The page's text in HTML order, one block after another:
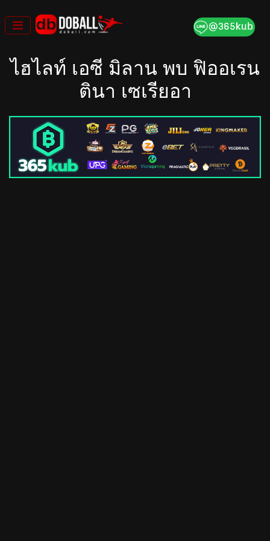
to
content
ไฮไลท์ เอซี มิลาน พบ ฟิออเรน
ตินา เซเรียอา